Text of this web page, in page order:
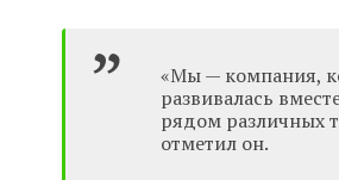
«Мы — компания,
развивалась
рядом различных
отметил он.